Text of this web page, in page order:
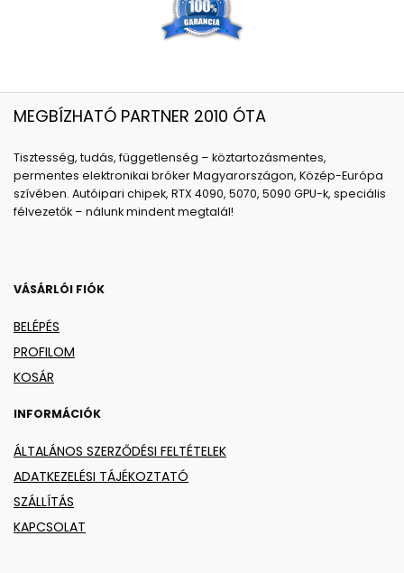
MEGBÍZHATÓ PARTNER 2010 ÓTA
Tisztesség, tudás, függetlenség – köztartozásmentes,
permentes elektronikai bróker Magyarországon, Közép-Európa
szívében. Autóipari chipek, RTX 4090, 5070, 5090 GPU-k, speciális
félvezetők – nálunk mindent megtalál!
VÁSÁRLÓI FIÓK
BELÉPÉS
PROFILOM
KOSÁR
INFORMÁCIÓK
ÁLTALÁNOS SZERZŐDÉSI FELTÉTELEK
ADATKEZELÉSI TÁJÉKOZTATÓ
SZÁLLÍTÁS
KAPCSOLAT